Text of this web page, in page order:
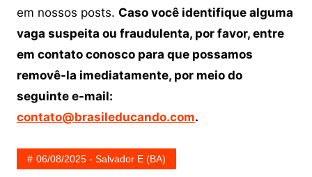
em nossos posts. Caso você identifique alguma
vaga suspeita ou fraudulenta, por favor, entre
em contato conosco para que possamos
removê-la imediatamente, por meio do
seguinte e-mail:
contato@brasileducando.com.
06/08/2025 - Salvador E (BA)